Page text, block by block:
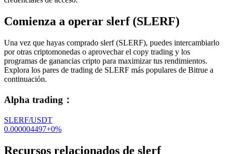
Comienza a operar slerf (SLERF)
Una vez que hayas comprado slerf (SLERF), puedes intercambiarlo
por otras criptomonedas o aprovechar el copy trading y los
programas de ganancias cripto para maximizar tus rendimientos.
Explora los pares de trading de SLERF más populares de Bitrue a
continuación.
Alpha trading ：
SLERF/USDT
0.000004497+0%
Recursos relacionados de slerf